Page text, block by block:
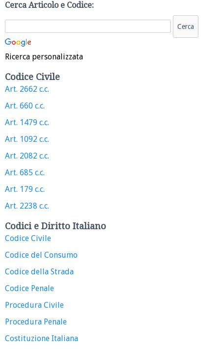
Cerca Articolo e Codice:
Ricerca personalizzata
Codice Civile
Art. 2662 c.c.
Art. 660 c.c.
Art. 1479 c.c.
Art. 1092 c.c.
Art. 2082 c.c.
Art. 685 c.c.
Art. 179 c.c.
Art. 2238 c.c.
Codici e Diritto Italiano
Codice Civile
Codice del Consumo
Codice della Strada
Codice Penale
Procedura Civile
Procedura Penale
Costituzione Italiana